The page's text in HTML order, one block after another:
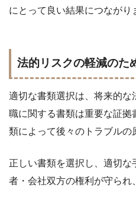
にとって良い結果につながり
法的リスクの軽減のた
適切な書類選択は、将来的な
職に関する書類は重要な証
類によって後々のトラブルの
正しい書類を選択し、適切
者・会社双方の権利が守られ